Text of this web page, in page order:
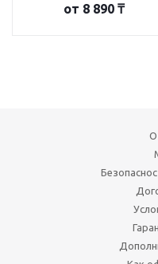
от 8 890 ₸
О